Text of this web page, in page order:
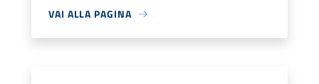
VAI ALLA PAGINA